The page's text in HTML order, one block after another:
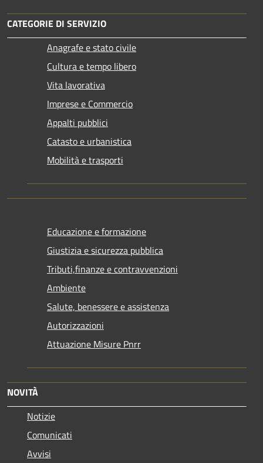
CATEGORIE DI SERVIZIO
Anagrafe e stato civile
Cultura e tempo libero
Vita lavorativa
Imprese e Commercio
Appalti pubblici
Catasto e urbanistica
Mobilità e trasporti
Educazione e formazione
Giustizia e sicurezza pubblica
Tributi,finanze e contravvenzioni
Ambiente
Salute, benessere e assistenza
Autorizzazioni
Attuazione Misure Pnrr
NOVITÀ
Notizie
Comunicati
Avvisi